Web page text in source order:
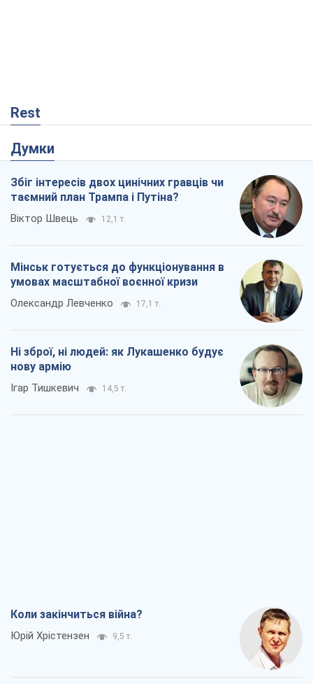
Rest
Думки
Збіг інтересів двох цинічних гравців чи
таємний план Трампа і Путіна?
Віктор Швець 12,1 т.
Мінськ готується до функціонування в
умовах масштабної воєнної кризи
Олександр Левченко 17,1 т.
Ні зброї, ні людей: як Лукашенко будує
нову армію
Ігар Тишкевич 14,5 т.
Коли закінчиться війна?
Юрій Хрістензен 9,5 т.